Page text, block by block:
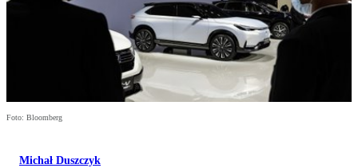
Foto: Bloomberg
Michał Duszczyk